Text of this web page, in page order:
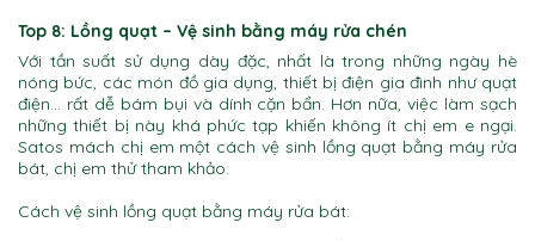
Top 8: Lồng quạt – Vệ sinh bằng máy rửa chén
Với tần suất sử dụng dày đặc, nhất là trong những ngày hè
nóng bức, các món đồ gia dụng, thiết bị điện gia đình như quạt
điện… rất dễ bám bụi và dính cặn bẩn. Hơn nữa, việc làm sạch
những thiết bị này khá phức tạp khiến không ít chị em e ngại.
Satos mách chị em một cách vệ sinh lồng quạt bằng máy rửa
bát, chị em thử tham khảo.
Cách vệ sinh lồng quạt bằng máy rửa bát: